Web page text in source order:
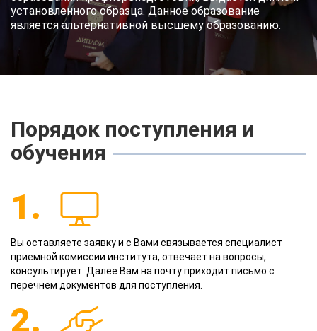
установленного образца. Данное образование
является альтернативной высшему образованию.
Порядок поступления и
обучения
1.
Вы оставляете заявку и с Вами связывается специалист
приемной комиссии института, отвечает на вопросы,
консультирует. Далее Вам на почту приходит письмо с
перечнем документов для поступления.
2.